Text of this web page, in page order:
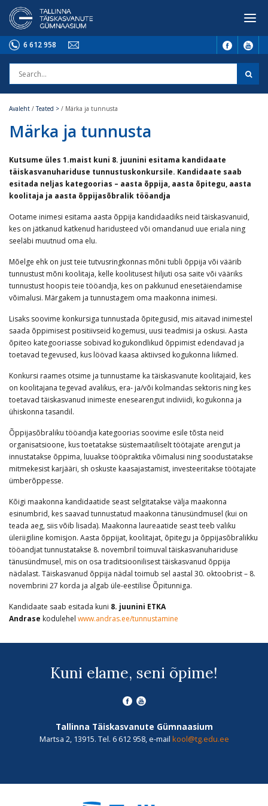
6 612 958
Avaleht /Teated > / Märka ja tunnusta
Märka ja tunnusta
Kutsume üles 1.maist kuni 8. juunini esitama kandidaate
täiskasvanuhariduse tunnustuskonkursile. Kandidaate saab
esitada neljas kategoorias – aasta õppija, aasta õpitegu, aasta
koolitaja ja aasta õppijasõbralik tööandja
Ootame inimesi esitama aasta õppija kandidaadiks neid täiskasvanuid,
kes on jätkanud katkenud haridusteed või omandanud uue eriala ning
seeläbi muutnud oma elu.
Mõelge ehk on just teie tutvusringkonnas mõni tubli õppija või väärib
tunnustust mõni koolitaja, kelle koolitusest hiljuti osa saite või vääriks
tunnustust hoopis teie tööandja, kes on pakkunud enesetäiendamise
võimalusi. Märgakem ja tunnustagem oma maakonna inimesi.
Lisaks soovime konkursiga tunnustada õpitegusid, mis aitavad inimestel
saada õppimisest positiivseid kogemusi, uusi teadmisi ja oskusi. Aasta
õpiteo kategooriasse sobivad kogukondlikud õppimist edendavad ja
toetavad tegevused, kus löövad kaasa aktiivsed kogukonna liikmed.
Konkursi raames otsime ja tunnustame ka täiskasvanute koolitajaid, kes
on koolitajana tegevad avalikus, era- ja/või kolmandas sektoris ning kes
toetavad täiskasvanud inimeste enesearengut indiviidi, kogukonna ja
ühiskonna tasandil.
Õppijasõbraliku tööandja kategoorias soovime esile tõsta neid
organisatsioone, kus toetatakse süstemaatiliselt töötajate arengut ja
innustatakse õppima, luuakse tööpraktika võimalusi ning soodustatakse
mitmekesist karjääri, sh oskuste kaasajastamist, investeeritakse töötajate
ümberõppesse.
Kõigi maakonna kandidaatide seast selgitatakse välja maakonna
esinumbrid, kes saavad tunnustatud maakonna tänusündmusel (kui on
teada aeg, siis võib lisada). Maakonna laureaatide seast teeb valiku
üleriigiline komisjon. Aasta õppijat, koolitajat, õpitegu ja õppijasõbralikku
tööandjat tunnustatakse 8. novembril toimuval täiskasvanuhariduse
tänusündmusel, mis on osa traditsioonilisest täiskasvanud õppija
nädalast. Täiskasvanud õppija nädal toimub sel aastal 30. oktoobrist – 8.
novembrini 27 korda ja algab üle-eestilise Õpitunniga.
Kandidaate saab esitada kuni 8. juunini ETKA
Andrase kodulehel www.andras.ee/tunnustamine
Kuni elame, seni õpime!
Tallinna Täiskasvanute Gümnaasium
Martsa 2, 13915. Tel. 6 612 958, e-mail kool@tg.edu.ee